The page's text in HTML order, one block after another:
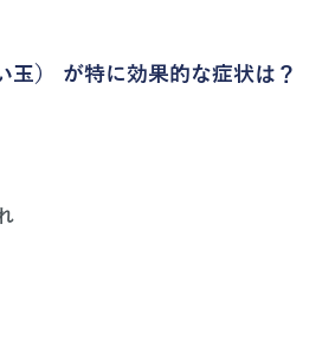
） が特に効果的な症状は？